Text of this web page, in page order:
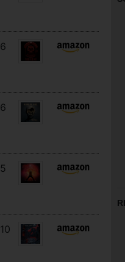
6
6
5
10